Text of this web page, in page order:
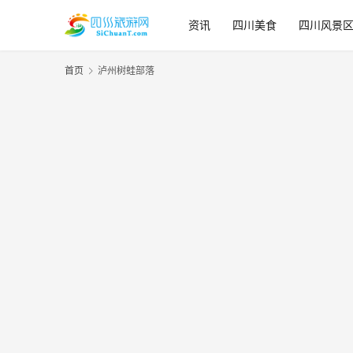
资讯 四川美食 四川风景区
首页 泸州树蛙部落